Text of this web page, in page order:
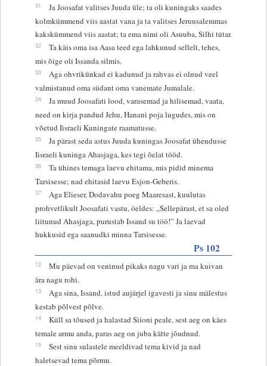
31
Ja Joosafat valitses Juuda üle; ta oli kuningaks saades
kolmkümmend viis aastat vana ja ta valitses Jeruusalemmas
kakskümmend viis aastat; ta ema nimi oli Asuuba, Silhi tütar.
32
Ta käis oma isa Aasa teed ega lahkunud sellelt, tehes,
mis õige oli Issanda silmis.
33
Aga ohvrikünkad ei kadunud ja rahvas ei olnud veel
valmistanud oma südant oma vanemate Jumalale.
34
Ja muud Joosafati lood, varasemad ja hilisemad, vaata,
need on kirja pandud Jehu, Hanani poja lugudes, mis on
võetud Iisraeli Kuningate raamatusse.
35
Ja pärast seda astus Juuda kuningas Joosafat ühendusse
Iisraeli kuninga Ahasjaga, kes tegi õelat tööd.
36
Ta ühines temaga laevu ehitama, mis pidid minema
Tarsisesse; nad ehitasid laevu Esjon-Geberis.
37
Aga Elieser, Dodavahu poeg Maaresast, kuulutas
prohvetlikult Joosafati vastu, öeldes: „Sellepärast, et sa oled
liitunud Ahasjaga, purustab Issand su töö!” Ja laevad
hukkusid ega saanudki minna Tarsisesse.
Ps 102
12
Mu päevad on veninud pikaks nagu vari ja ma kuivan
ära nagu rohi.
13
Aga sina, Issand, istud aujärjel igavesti ja sinu mälestus
kestab põlvest põlve.
14
Küll sa tõused ja halastad Siioni peale, sest aeg on käes
temale armu anda, paras aeg on juba kätte jõudnud.
15
Sest sinu sulastele meeldivad tema kivid ja nad
haletsevad tema põrmu.